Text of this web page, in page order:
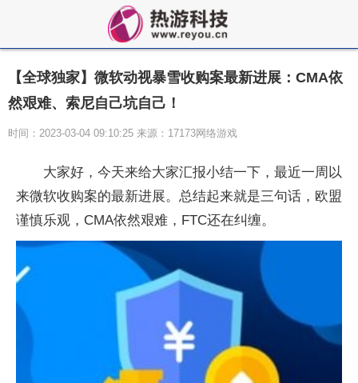
【全球独家】微软动视暴雪收购案最新进展：CMA依
然艰难、索尼自己坑自己！
时间：2023-03-04 09:10:25 来源：17173网络游戏
大家好，今天来给大家汇报小结一下，最近一周以
来微软收购案的最新进展。总结起来就是三句话，欧盟
谨慎乐观， CMA依然艰难， FTC还在纠缠。